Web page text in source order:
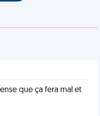
que ça fera mal et